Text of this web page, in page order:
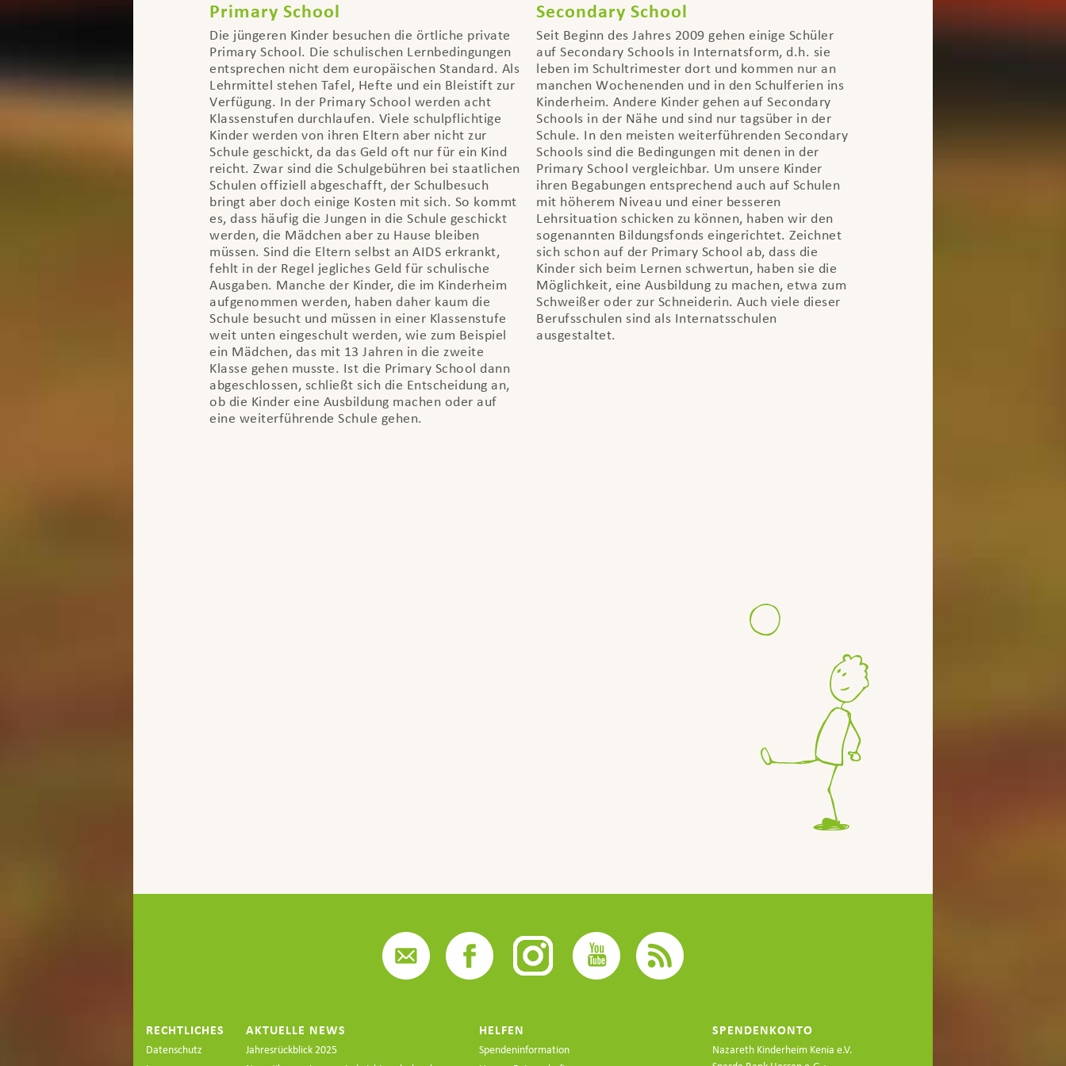
Primary School
Die jüngeren Kinder besuchen die örtliche private
Primary School. Die schulischen Lernbedingungen
entsprechen nicht dem europäischen Standard. Als
Lehrmittel stehen Tafel, Hefte und ein Bleistift zur
Verfügung. In der Primary School werden acht
Klassenstufen durchlaufen. Viele schulpflichtige
Kinder werden von ihren Eltern aber nicht zur
Schule geschickt, da das Geld oft nur für ein Kind
reicht. Zwar sind die Schulgebühren bei staatlichen
Schulen offiziell abgeschafft, der Schulbesuch
bringt aber doch einige Kosten mit sich. So kommt
es, dass häufig die Jungen in die Schule geschickt
werden, die Mädchen aber zu Hause bleiben
müssen. Sind die Eltern selbst an AIDS erkrankt,
fehlt in der Regel jegliches Geld für schulische
Ausgaben. Manche der Kinder, die im Kinderheim
aufgenommen werden, haben daher kaum die
Schule besucht und müssen in einer Klassenstufe
weit unten eingeschult werden, wie zum Beispiel
ein Mädchen, das mit 13 Jahren in die zweite
Klasse gehen musste. Ist die Primary School dann
abgeschlossen, schließt sich die Entscheidung an,
ob die Kinder eine Ausbildung machen oder auf
eine weiterführende Schule gehen.
Secondary School
Seit Beginn des Jahres 2009 gehen einige Schüler
auf Secondary Schools in Internatsform, d.h. sie
leben im Schultrimester dort und kommen nur an
manchen Wochenenden und in den Schulferien ins
Kinderheim. Andere Kinder gehen auf Secondary
Schools in der Nähe und sind nur tagsüber in der
Schule. In den meisten weiterführenden Secondary
Schools sind die Bedingungen mit denen in der
Primary School vergleichbar. Um unsere Kinder
ihren Begabungen entsprechend auch auf Schulen
mit höherem Niveau und einer besseren
Lehrsituation schicken zu können, haben wir den
sogenannten Bildungsfonds eingerichtet. Zeichnet
sich schon auf der Primary School ab, dass die
Kinder sich beim Lernen schwertun, haben sie die
Möglichkeit, eine Ausbildung zu machen, etwa zum
Schweißer oder zur Schneiderin. Auch viele dieser
Berufsschulen sind als Internatsschulen
ausgestaltet.
RECHTLICHES
Datenschutz
AKTUELLE NEWS
Jahresrückblick 2025
HELFEN
Spendeninformation
SPENDENKONTO
Nazareth Kinderheim Kenia e.V.